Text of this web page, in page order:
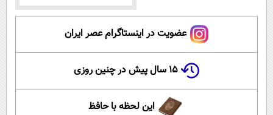
عضویت در اینستاگرام عصر ایران
۱۵ سال پیش در چنین روزی
این لحظه با حافظ